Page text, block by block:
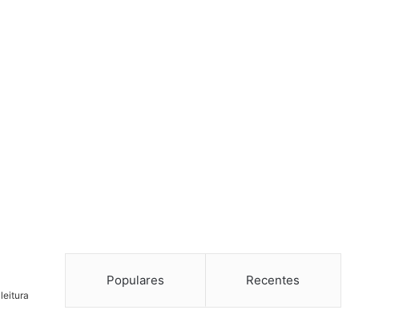
Populares Recentes